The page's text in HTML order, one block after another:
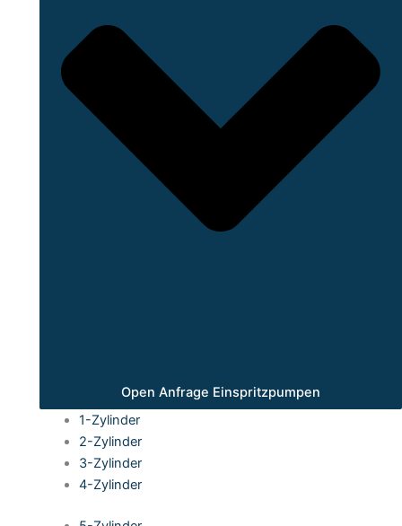
Open Anfrage Einspritzpumpen
1-Zylinder
2-Zylinder
3-Zylinder
4-Zylinder